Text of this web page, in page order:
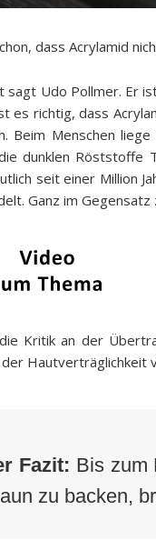
dass Acrylamid
sagt Udo Pollmer. Er
es richtig, dass
Beim Menschen
dunklen Röststoffe
seit einer Million
Ganz im
Kritik an der
Hautverträglichkeit
Fazit: Bis zum
zu backen,